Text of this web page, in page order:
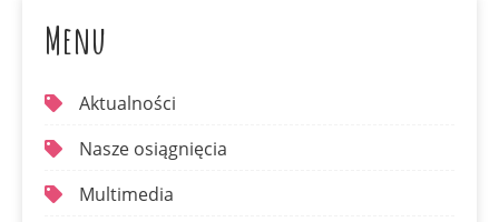
Menu
Aktualności
Nasze osiągnięcia
Multimedia